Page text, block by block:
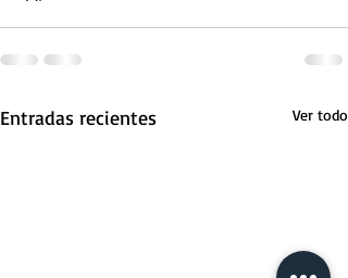
Entradas recientes Ver todo